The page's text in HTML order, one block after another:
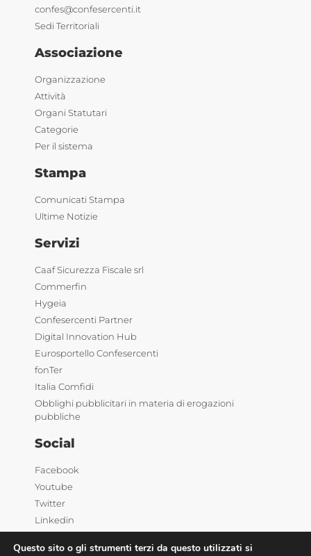
confes@confesercenti.it
Sedi Territoriali
Associazione
Organizzazione
Attività
Organi Statutari
Categorie
Per il sistema
Stampa
Comunicati Stampa
Ultime Notizie
Servizi
Caaf Sicurezza Fiscale srl
Commerfin
Hygeia
Confesercenti Partner
Digital Innovation Hub
Eurosportello Confesercenti
fonTer
Italia Comfidi
Obblighi pubblicitari in materia di erogazioni
pubbliche
Social
Facebook
Youtube
Twitter
Linkedin
Questo sito o gli strumenti terzi da questo utilizzati si